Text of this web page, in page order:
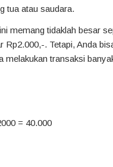
tua atau saudara.
memang tidaklah besar
Rp2.000,-. Tetapi, Anda
melakukan transaksi
= 40.000